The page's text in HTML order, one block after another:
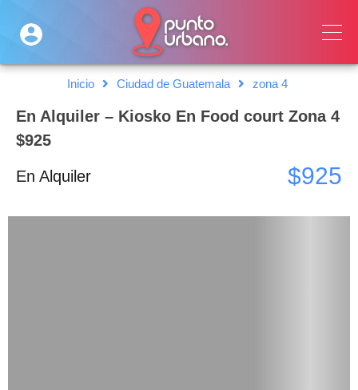
Inicio Ciudad de Guatemala zona 4
En Alquiler – Kiosko En Food court Zona 4
$925
En Alquiler $925